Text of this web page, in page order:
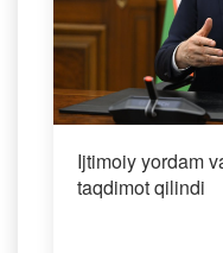
Ijtimoiy yordam
taqdimot qilindi